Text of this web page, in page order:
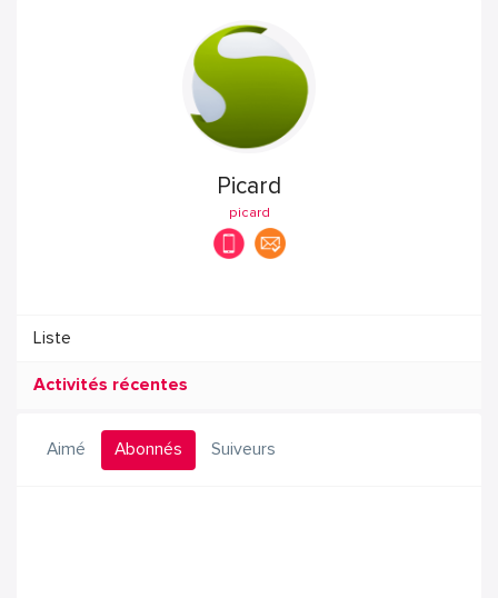
Picard
picard
Liste
Activités récentes
Aimé Abonnés Suiveurs